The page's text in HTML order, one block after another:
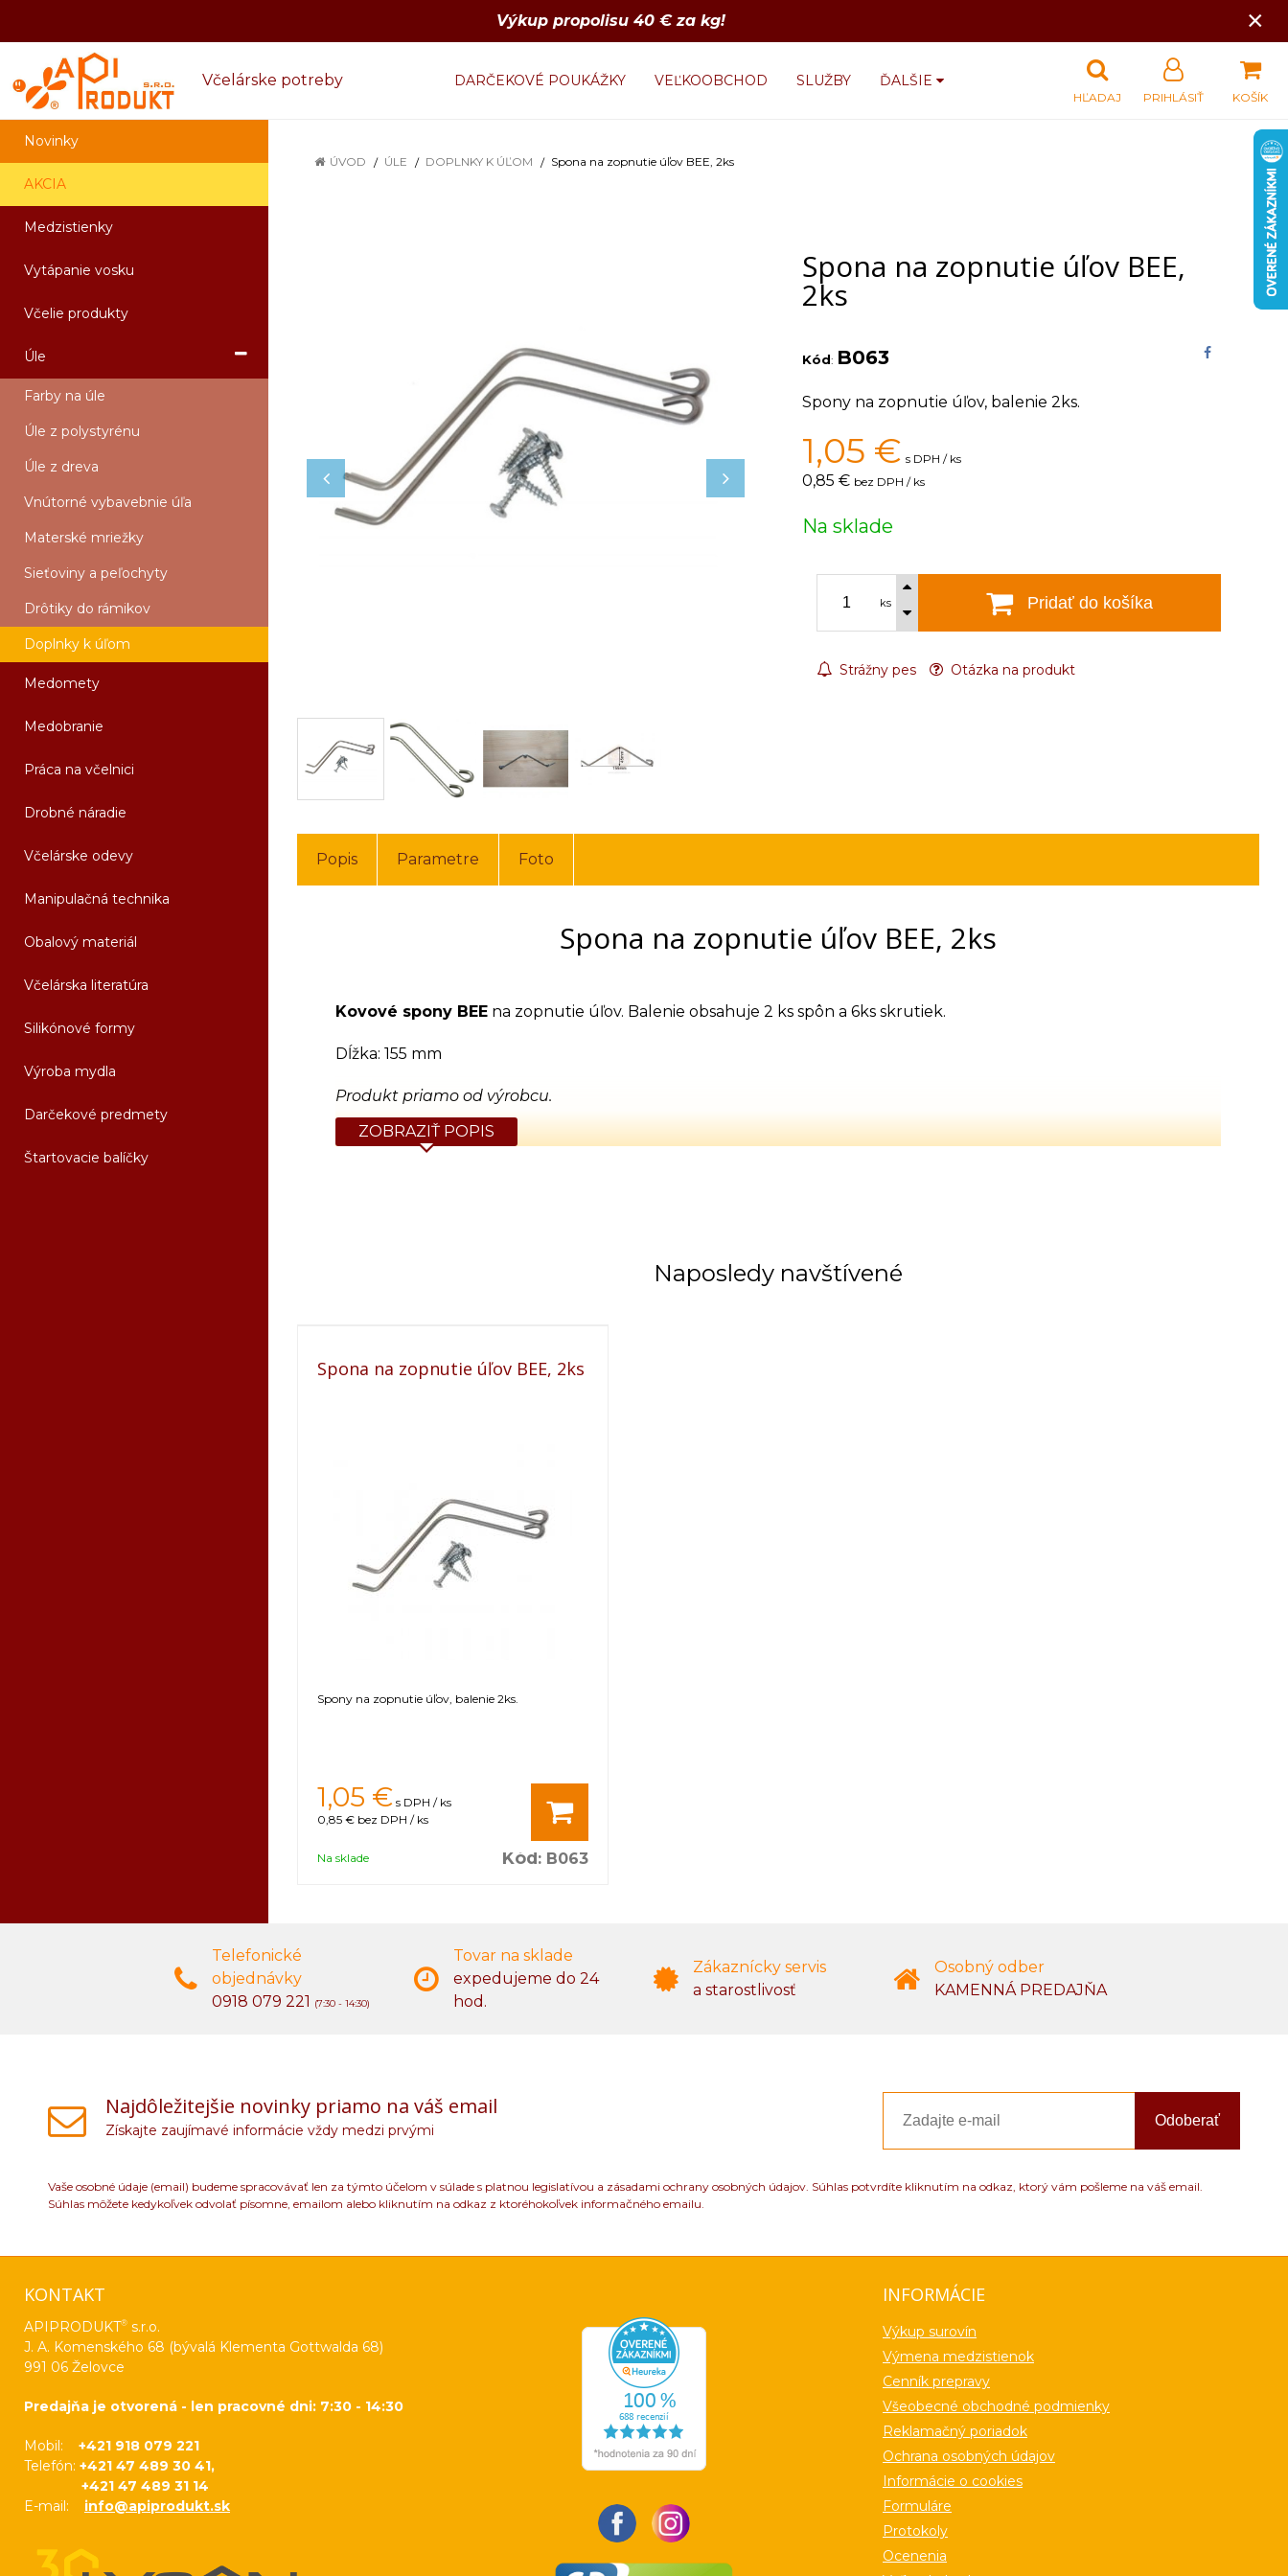
Výkup propolisu 40 € za kg! ×
Včelárske potreby DARČEKOVÉ POUKÁŽKY VEĽKOOBCHOD SLUŽBY ĎALŠIE
KOŠÍK
PRIHLÁSIŤ
HĽADAJ
Novinky
AKCIA
Medzistienky
Vytápanie vosku
Včelie produkty
Úle
Farby na úle
Úle z polystyrénu
Úle z dreva
Vnútorné vybavebnie úľa
Materské mriežky
Sieťoviny a peľochyty
Drôtiky do rámikov
Doplnky k úľom
Medomety
Medobranie
Práca na včelnici
Drobné náradie
Včelárske odevy
Manipulačná technika
Obalový materiál
Včelárska literatúra
Silikónové formy
Výroba mydla
Darčekové predmety
Štartovacie balíčky
ÚVOD ÚLE DOPLNKY K ÚĽOM Spona na zopnutie úľov BEE, 2ks
Spona na zopnutie úľov BEE,
2ks
Kód: B063
Spony na zopnutie úľov, balenie 2ks.
1,05 € s DPH / ks
0,85 € bez DPH / ks
Na sklade
ks Pridať do košíka
Strážny pes Otázka na produkt
Popis Parametre Foto
Spona na zopnutie úľov BEE, 2ks
Kovové spony BEE na zopnutie úľov. Balenie obsahuje 2 ks spôn a 6ks skrutiek.
Dĺžka: 155 mm
Produkt priamo od výrobcu.
ZOBRAZIŤ POPIS
Naposledy navštívené
Spona na zopnutie úľov BEE, 2ks
Spony na zopnutie úľov, balenie 2ks.
1,05 € s DPH / ks
0,85 € bez DPH / ks
Na sklade Kód: B063
Telefonické
objednávky
0918 079 221
(7:30 - 14:30)
Tovar na sklade
expedujeme do 24
hod.
Zákaznícky servis
a starostlivosť
Osobný odber
KAMENNÁ PREDAJŇA
Najdôležitejšie novinky priamo na váš email
Získajte zaujímavé informácie vždy medzi prvými
Odoberať
Vaše osobné údaje (email) budeme spracovávať len za týmto účelom v súlade s platnou legislatívou a zásadami ochrany osobných údajov. Súhlas potvrdíte kliknutím na odkaz, ktorý vám pošleme na váš email.
Súhlas môžete kedykoľvek odvolať písomne, emailom alebo kliknutím na odkaz z ktoréhokoľvek informačného emailu.
KONTAKT
APIPRODUKT® s.r.o.
J. A. Komenského 68 (bývalá Klementa Gottwalda 68)
991 06 Želovce
Predajňa je otvorená - len pracovné dni: 7:30 - 14:30
Mobil: +421 918 079 221
Telefón: +421 47 489 30 41,
+421 47 489 31 14
E-mail: info@apiprodukt.sk
INFORMÁCIE
Výkup surovín
Výmena medzistienok
Cenník prepravy
Všeobecné obchodné podmienky
Reklamačný poriadok
Ochrana osobných údajov
Informácie o cookies
Formuláre
Protokoly
Ocenenia